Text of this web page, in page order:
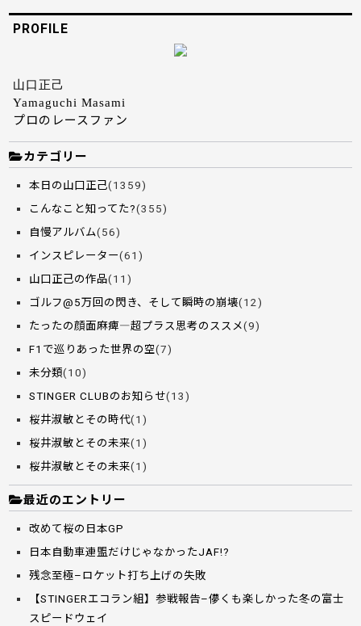
PROFILE
山口正己
Yamaguchi Masami
プロのレースファン
カテゴリー
本日の山口正己(1359)
こんなこと知ってた?(355)
自慢アルバム(56)
インスピレーター(61)
山口正己の作品(11)
ゴルフ@5万回の閃き、そして瞬時の崩壊(12)
たったの顔面麻痺―超プラス思考のススメ(9)
F1で巡りあった世界の空(7)
未分類(10)
STINGER CLUBのお知らせ(13)
桜井淑敏とその時代(1)
桜井淑敏とその未来(1)
桜井淑敏とその未来(1)
最近のエントリー
改めて桜の日本GP
日本自動車連盟だけじゃなかったJAF!?
残念至極–ロケット打ち上げの失敗
【STINGERエコラン組】参戦報告–儚くも楽しかった冬の富士
スピードウェイ